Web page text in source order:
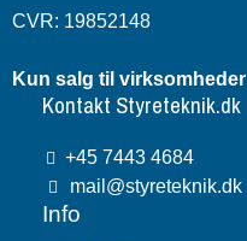
CVR: 19852148
Kun salg til virksomheder
Kontakt Styreteknik.dk
+45 7443 4684
mail@styreteknik.dk
Info